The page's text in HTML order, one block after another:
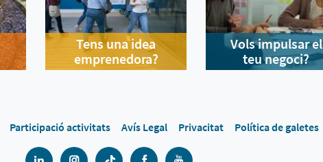
Tens una idea
emprenedora?
Vols impulsar el
teu negoci?
Participació activitats Avís Legal Privacitat Política de galetes